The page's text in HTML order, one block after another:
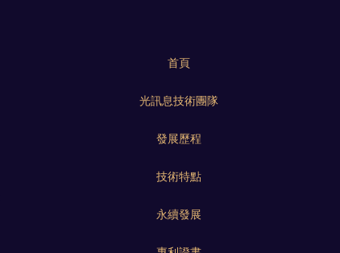
首頁
光訊息技術團隊
發展歷程
技術特點
永續發展